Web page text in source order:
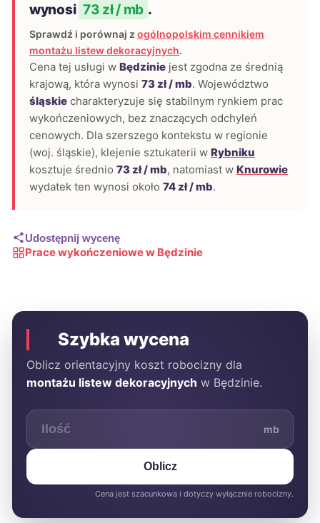
wynosi 73 zł / mb .
Sprawdź i porównaj z ogólnopolskim cennikiem
montażu listew dekoracyjnych.
Cena tej usługi w Będzinie jest zgodna ze średnią
krajową, która wynosi 73 zł / mb. Województwo
śląskie charakteryzuje się stabilnym rynkiem prac
wykończeniowych, bez znaczących odchyleń
cenowych. Dla szerszego kontekstu w regionie
(woj. śląskie), klejenie sztukaterii w Rybniku
kosztuje średnio 73 zł / mb, natomiast w Knurowie
wydatek ten wynosi około 74 zł / mb.
Udostępnij wycenę
Prace wykończeniowe w Będzinie
Szybka wycena
Oblicz orientacyjny koszt robocizny dla
montażu listew dekoracyjnych w Będzinie.
mb
Oblicz
Cena jest szacunkowa i dotyczy wyłącznie robocizny.